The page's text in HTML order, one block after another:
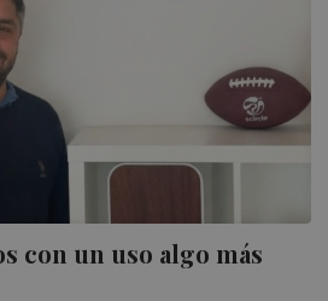
con un uso algo más